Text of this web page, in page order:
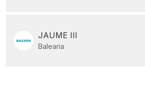
JAUME III
Balearia